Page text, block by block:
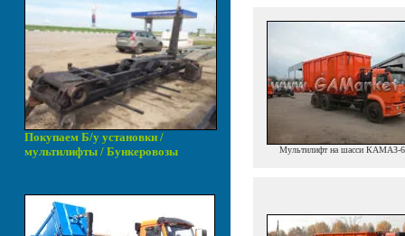
Покупаем Б/у установки /
мультилифты / Бункеровозы
Мультилифт на шасси КАМАЗ-